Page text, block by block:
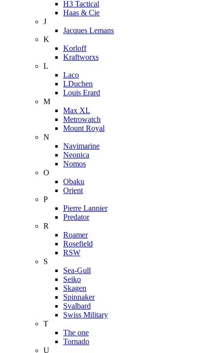
H3 Tactical
Haas & Cie
J
Jacques Lemans
K
Korloff
Kraftworxs
L
Laco
LDuchen
Louis Erard
M
Max XL
Metrowatch
Mount Royal
N
Navimarine
Neonica
Nomos
O
Obaku
Orient
P
Pierre Lannier
Predator
R
Roamer
Rosefield
RSW
S
Sea-Gull
Seiko
Skagen
Spinnaker
Svalbard
Swiss Military
T
The one
Tornado
U